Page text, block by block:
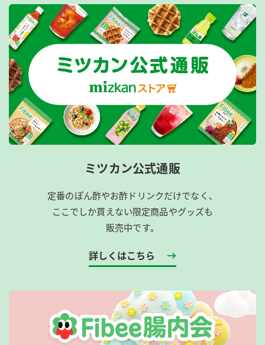
ミツカン公式通販
定番のぽん酢やお酢ドリンクだけでなく、
ここでしか買えない限定商品やグッズも
販売中です。
詳しくはこちら